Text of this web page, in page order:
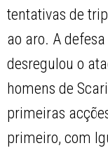
tentativas de
ao aro. A
desregulou o
homens de
primeiras
primeiro, com